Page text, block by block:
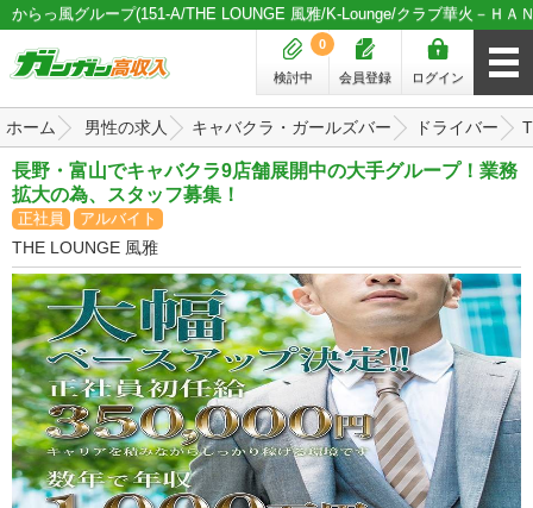
からっ風グループ(151-A/THE LOUNGE 風雅/K-Lounge/クラブ華火－ＨＡ
ログイン
会員登録
検討中
0
ホーム 男性の求人 キャバクラ・ガールズバー ドライバー
長野・富山でキャバクラ9店舗展開中の大手グループ！業務
拡大の為、スタッフ募集！
正社員 アルバイト
THE LOUNGE 風雅